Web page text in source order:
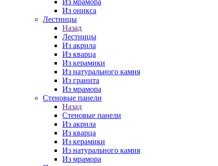
Из мрамора
Из оникса
Лестницы
Назад
Лестницы
Из акрила
Из кварца
Из керамики
Из натурального камня
Из гранита
Из мрамора
Стеновые панели
Назад
Стеновые панели
Из акрила
Из кварца
Из керамики
Из натурального камня
Из мрамора